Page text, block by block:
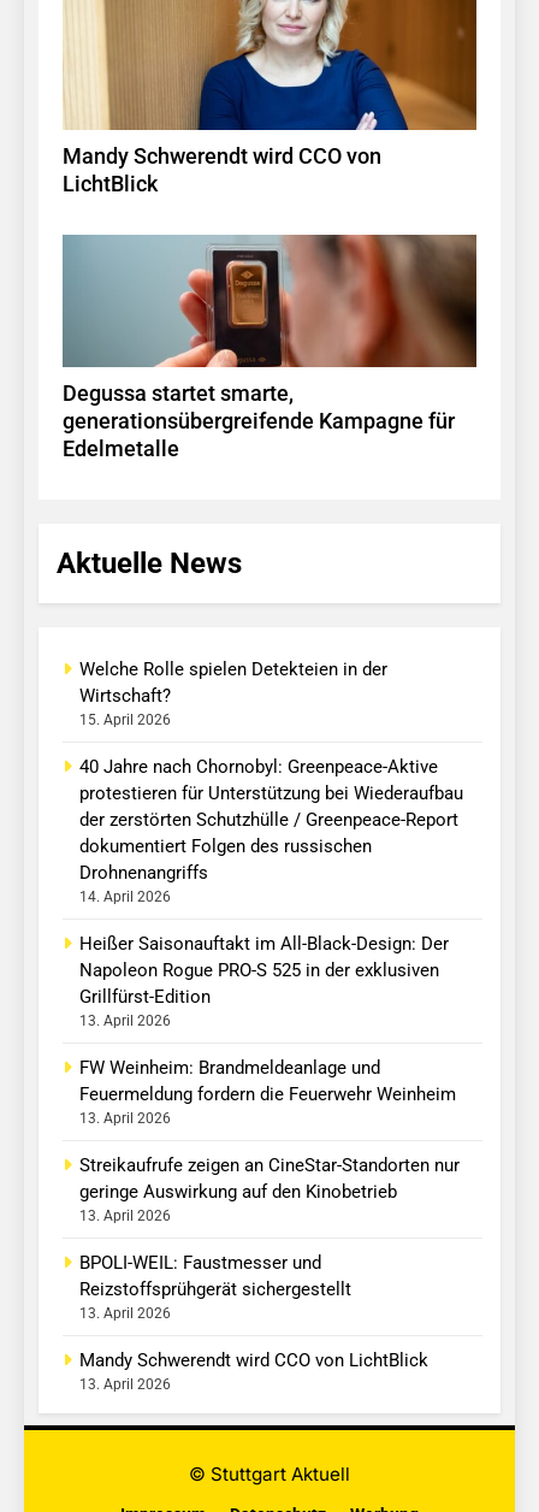
Mandy Schwerendt wird CCO von
LichtBlick
Degussa startet smarte,
generationsübergreifende Kampagne für
Edelmetalle
Aktuelle News
Welche Rolle spielen Detekteien in der
Wirtschaft?
15. April 2026
40 Jahre nach Chornobyl: Greenpeace-Aktive
protestieren für Unterstützung bei Wiederaufbau
der zerstörten Schutzhülle / Greenpeace-Report
dokumentiert Folgen des russischen
Drohnenangriffs
14. April 2026
Heißer Saisonauftakt im All-Black-Design: Der
Napoleon Rogue PRO-S 525 in der exklusiven
Grillfürst-Edition
13. April 2026
FW Weinheim: Brandmeldeanlage und
Feuermeldung fordern die Feuerwehr Weinheim
13. April 2026
Streikaufrufe zeigen an CineStar-Standorten nur
geringe Auswirkung auf den Kinobetrieb
13. April 2026
BPOLI-WEIL: Faustmesser und
Reizstoffsprühgerät sichergestellt
13. April 2026
Mandy Schwerendt wird CCO von LichtBlick
13. April 2026
© Stuttgart Aktuell